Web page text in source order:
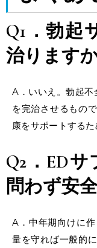
Q1．勃起
治ります
A．いいえ。勃起
を完治させるもの
康をサポートするた
Q2．ED
問わず安
A．中年期向けに
量を守れば一般的